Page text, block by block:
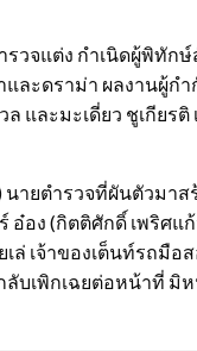
จแต่ง กำเนิดผู้พิทัก
ะดราม่า ผลงานผู้กำ
และมะเดี่ยว ชูเกียร
นายตำรวจที่ผันตัวมา
อ๋อง (กิตติศักดิ์ เพริศ
ล่ เจ้าของเต็นท์รถมื
บเพิกเฉยต่อหน้าที่ มิ